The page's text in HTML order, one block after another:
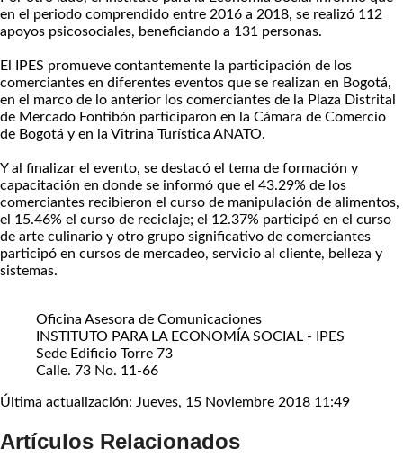
en el periodo comprendido entre 2016 a 2018, se realizó 112
apoyos psicosociales, beneficiando a 131 personas.
El IPES promueve contantemente la participación de los
comerciantes en diferentes eventos que se realizan en Bogotá,
en el marco de lo anterior los comerciantes de la Plaza Distrital
de Mercado Fontibón participaron en la Cámara de Comercio
de Bogotá y en la Vitrina Turística ANATO.
Y al finalizar el evento, se destacó el tema de formación y
capacitación en donde se informó que el 43.29% de los
comerciantes recibieron el curso de manipulación de alimentos,
el 15.46% el curso de reciclaje; el 12.37% participó en el curso
de arte culinario y otro grupo significativo de comerciantes
participó en cursos de mercadeo, servicio al cliente, belleza y
sistemas.
Oficina Asesora de Comunicaciones
INSTITUTO PARA LA ECONOMÍA SOCIAL - IPES
Sede Edificio Torre 73
Calle. 73 No. 11-66
Última actualización: Jueves, 15 Noviembre 2018 11:49
Artículos Relacionados